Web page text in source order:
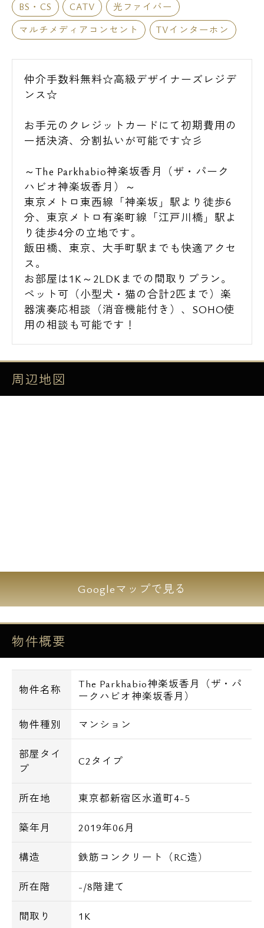
BS・CS
CATV
光ファイバー
マルチメディアコンセント
TVインターホン
仲介手数料無料☆高級デザイナーズレジデ
ンス☆
お手元のクレジットカードにて初期費用の
一括決済、分割払いが可能です☆彡
～The Parkhabio神楽坂香月（ザ・パーク
ハビオ神楽坂香月）～
東京メトロ東西線「神楽坂」駅より徒歩6
分、東京メトロ有楽町線「江戸川橋」駅よ
り徒歩4分の立地です。
飯田橋、東京、大手町駅までも快適アクセ
ス。
お部屋は1K～2LDKまでの間取りプラン。
ペット可（小型犬・猫の合計2匹まで）楽
器演奏応相談（消音機能付き）、SOHO使
用の相談も可能です！
周辺地図
Googleマップで見る
物件概要
物件名称
The Parkhabio神楽坂香月（ザ・パ
ークハビオ神楽坂香月）
物件種別 マンション
部屋タイ
プ
C2タイプ
所在地 東京都新宿区水道町4-5
築年月 2019年06月
構造 鉄筋コンクリート（RC造）
所在階 -/8階建て
間取り 1K